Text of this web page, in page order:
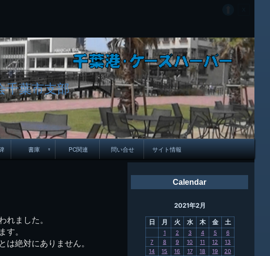
千葉市支部
千葉工業学校検
見川校歌
津田沼校歌
歌(検見川時代)
第一応援歌
書庫
旧西支部会報「ちば
PC関連 問い合せ サイト情報
れました。
す。
絶対にありません。
Calendar
2021年2月
日 月 火 水 木 金 土
1 2 3 4 5
6
7
8 9 10 11 12
13
14
15 16 17 18 19
20